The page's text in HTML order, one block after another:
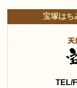
宝塚はち
TEL/